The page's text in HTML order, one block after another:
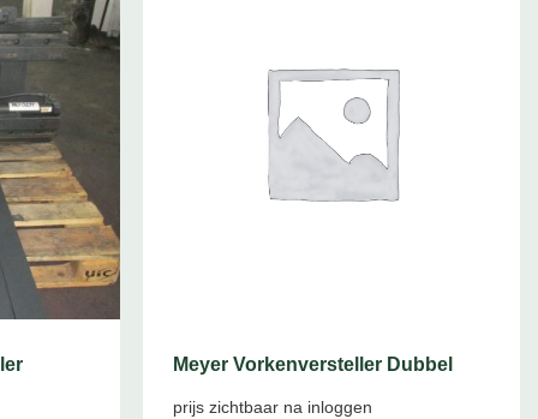
Meyer Vorkenversteller Dubbel
prijs zichtbaar na inloggen